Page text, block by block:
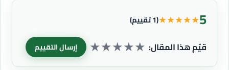
5
★
★
★
★
★(1 تقييم)
قيّم هذا المقال: ★
★
★
★
★ إرسال التقييم